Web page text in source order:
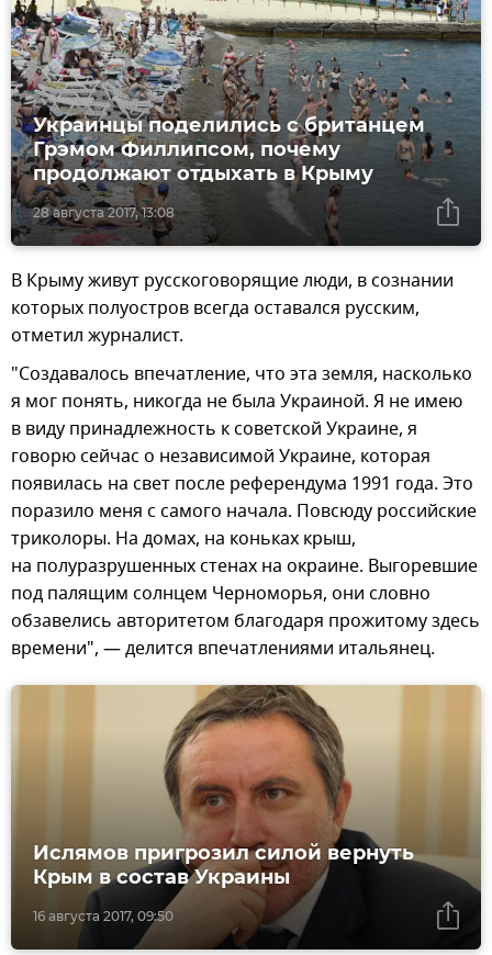
28 августа 2017, 13:08
Украинцы поделились с британцем
Грэмом Филлипсом, почему
продолжают отдыхать в Крыму
В Крыму живут русскоговорящие люди, в сознании
которых полуостров всегда оставался русским,
отметил журналист.
"Создавалось впечатление, что эта земля, насколько
я мог понять, никогда не была Украиной. Я не имею
в виду принадлежность к советской Украине, я
говорю сейчас о независимой Украине, которая
появилась на свет после референдума 1991 года. Это
поразило меня с самого начала. Повсюду российские
триколоры. На домах, на коньках крыш,
на полуразрушенных стенах на окраине. Выгоревшие
под палящим солнцем Черноморья, они словно
обзавелись авторитетом благодаря прожитому здесь
времени", — делится впечатлениями итальянец.
16 августа 2017, 09:50
Ислямов пригрозил силой вернуть
Крым в состав Украины